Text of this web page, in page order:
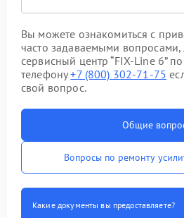
Вы можете ознакомиться с
часто задаваемыми вопросами,
сервисный центр “FIX-Line 6”
телефону+7 (800) 302-71-75
свой вопрос.
Общие
Вопросы по ремонту
Какие документы вы предоставляете?